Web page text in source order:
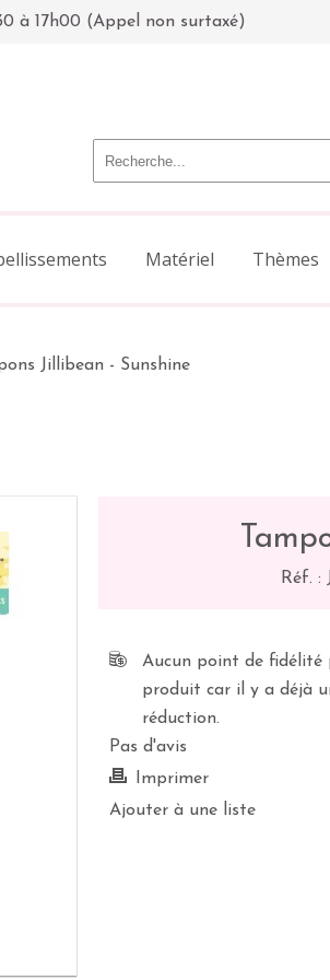
à 17h00 (Appel non surtaxé)
Matériel Thèmes
Jillibean - Sunshine
Réf. :
Aucun point de fidélité
produit car il y a déjà
réduction.
Pas d'avis
Imprimer
Ajouter à une liste